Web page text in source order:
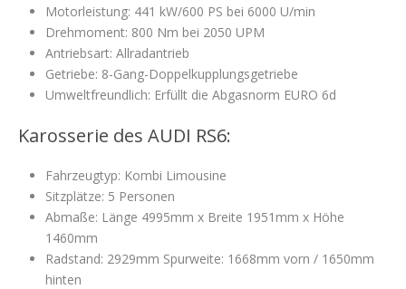
Motorleistung: 441 kW/600 PS bei 6000 U/min
Drehmoment: 800 Nm bei 2050 UPM
Antriebsart: Allradantrieb
Getriebe: 8-Gang-Doppelkupplungsgetriebe
Umweltfreundlich: Erfüllt die Abgasnorm EURO 6d
Karosserie des AUDI RS6:
Fahrzeugtyp: Kombi Limousine
Sitzplätze: 5 Personen
Abmaße: Länge 4995mm x Breite 1951mm x Höhe
1460mm
Radstand: 2929mm Spurweite: 1668mm vorn / 1650mm
hinten